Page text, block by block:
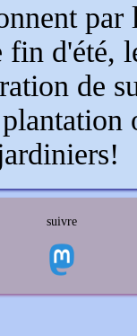
d'été,
de
suivre